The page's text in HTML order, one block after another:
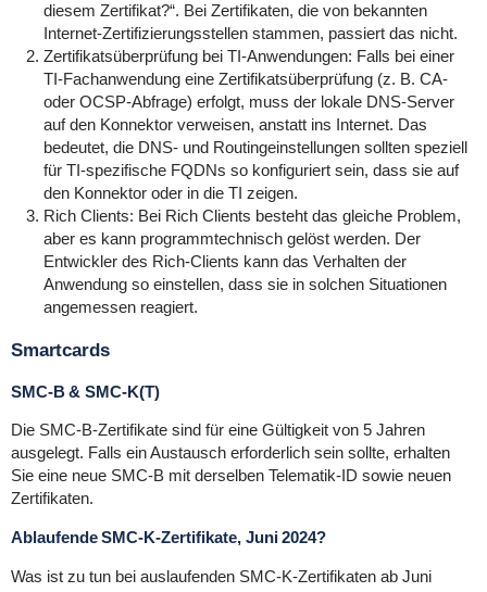
diesem Zertifikat?“. Bei Zertifikaten, die von bekannten
Internet-Zertifizierungsstellen stammen, passiert das nicht.
Zertifikatsüberprüfung bei TI-Anwendungen: Falls bei einer
TI-Fachanwendung eine Zertifikatsüberprüfung (z. B. CA-
oder OCSP-Abfrage) erfolgt, muss der lokale DNS-Server
auf den Konnektor verweisen, anstatt ins Internet. Das
bedeutet, die DNS- und Routingeinstellungen sollten speziell
für TI-spezifische FQDNs so konfiguriert sein, dass sie auf
den Konnektor oder in die TI zeigen.
Rich Clients: Bei Rich Clients besteht das gleiche Problem,
aber es kann programmtechnisch gelöst werden. Der
Entwickler des Rich-Clients kann das Verhalten der
Anwendung so einstellen, dass sie in solchen Situationen
angemessen reagiert.
Smartcards
SMC-B & SMC-K(T)
Die SMC-B-Zertifikate sind für eine Gültigkeit von 5 Jahren
ausgelegt. Falls ein Austausch erforderlich sein sollte, erhalten
Sie eine neue SMC-B mit derselben Telematik-ID sowie neuen
Zertifikaten.
Ablaufende SMC-K-Zertifikate, Juni 2024?
Was ist zu tun bei auslaufenden SMC-K-Zertifikaten ab Juni